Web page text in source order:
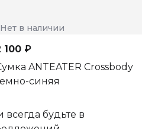
Нет в наличии
100 ₽
ANTEATER Crossbody
синяя
будьте в